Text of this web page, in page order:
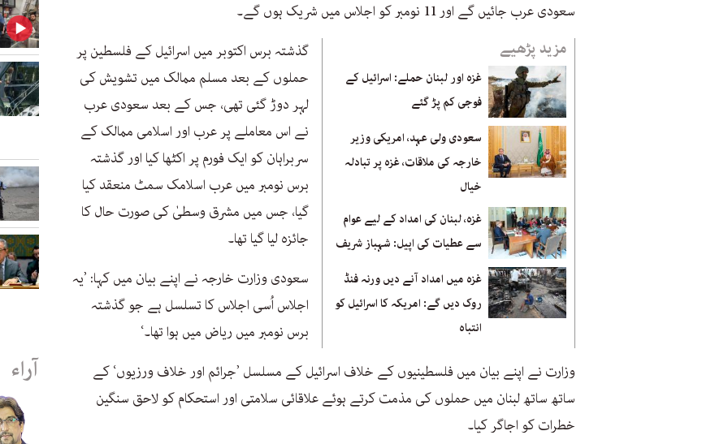
سعودی عرب جائیں گے اور 11 نومبر کو اجلاس میں شریک ہوں گے۔
مزید پڑھیے
غزہ اور لبنان حملے: اسرائیل کے
فوجی کم پڑ گئے
سعودی ولی عہد، امریکی وزیر
خارجہ کی ملاقات، غزہ پر تبادلہ
خیال
غزہ، لبنان کی امداد کے لیے عوام
سے عطیات کی اپیل: شہباز شریف
غزہ میں امداد آنے دیں ورنہ فنڈ
روک دیں گے: امریکہ کا اسرائیل کو
انتباہ
گذشتہ برس اکتوبر میں اسرائیل کے فلسطین پر
حملوں کے بعد مسلم ممالک میں تشویش کی
لہر دوڑ گئی تھی، جس کے بعد سعودی عرب
نے اس معاملے پر عرب اور اسلامی ممالک کے
سربراہان کو ایک فورم پر اکٹھا کیا اور گذشتہ
برس نومبر میں عرب اسلامک سمٹ منعقد کیا
گیا، جس میں مشرق وسطیٰ کی صورت حال کا
جائزہ لیا گیا تھا۔
سعودی وزارت خارجہ نے اپنے بیان میں کہا: ’یہ
اجلاس اُسی اجلاس کا تسلسل ہے جو گذشتہ
برس نومبر میں ریاض میں ہوا تھا۔‘
وزارت نے اپنے بیان میں فلسطینیوں کے خلاف اسرائیل کے مسلسل ’جرائم اور خلاف ورزیوں‘ کے
ساتھ ساتھ لبنان میں حملوں کی مذمت کرتے ہوئے علاقائی سلامتی اور استحکام کو لاحق سنگین
خطرات کو اجاگر کیا۔
آراء